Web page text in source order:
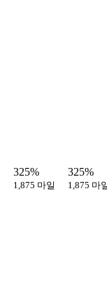
325%
1,875 마일
325%
1,875 마